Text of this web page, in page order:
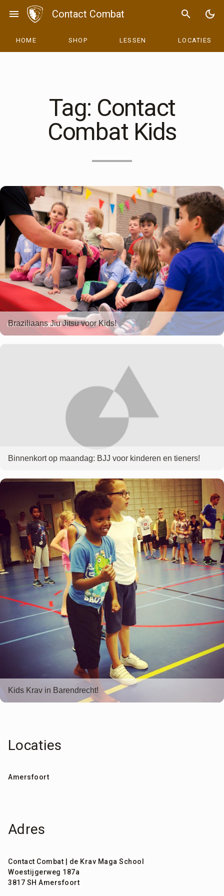
menu Contact Combat search dark_mode
HOME SHOP LESSEN LOCATIES
Tag: Contact
Combat Kids
Braziliaans Jiu Jitsu voor Kids!
Binnenkort op maandag: BJJ voor kinderen en tieners!
Kids Krav in Barendrecht!
Locaties
Amersfoort
Adres
Contact Combat | de Krav Maga School
Woestijgerweg 187a
3817 SH Amersfoort